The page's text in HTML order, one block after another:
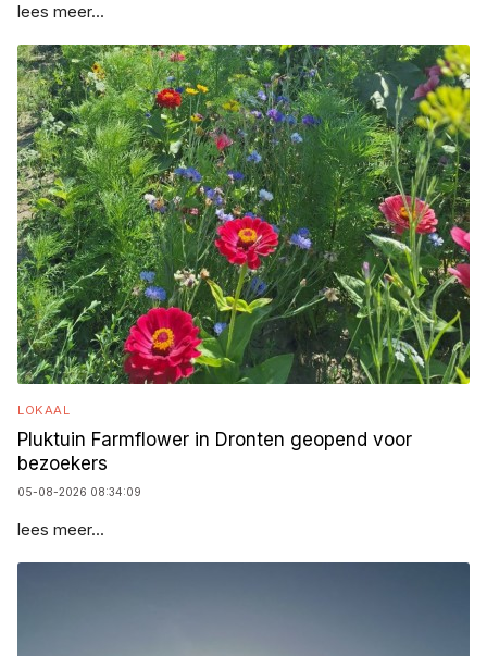
lees meer...
LOKAAL
Pluktuin Farmflower in Dronten geopend voor
bezoekers
05-08-2026 08:34:09
lees meer...